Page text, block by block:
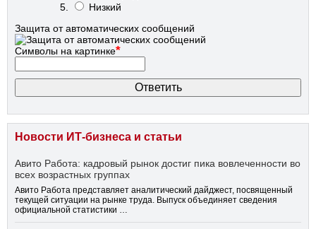
Низкий
Защита от автоматических сообщений
Символы на картинке*
Новости ИТ-бизнеса и статьи
Авито Работа: кадровый рынок достиг пика вовлеченности во
всех возрастных группах
Авито Работа представляет аналитический дайджест, посвященный
текущей ситуации на рынке труда. Выпуск объединяет сведения
официальной статистики …